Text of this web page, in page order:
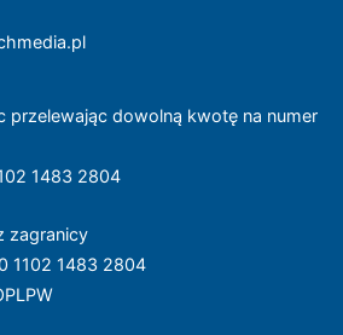
przelewając dowolną kwotę na numer
1483 2804
zagranicy
1102 1483 2804